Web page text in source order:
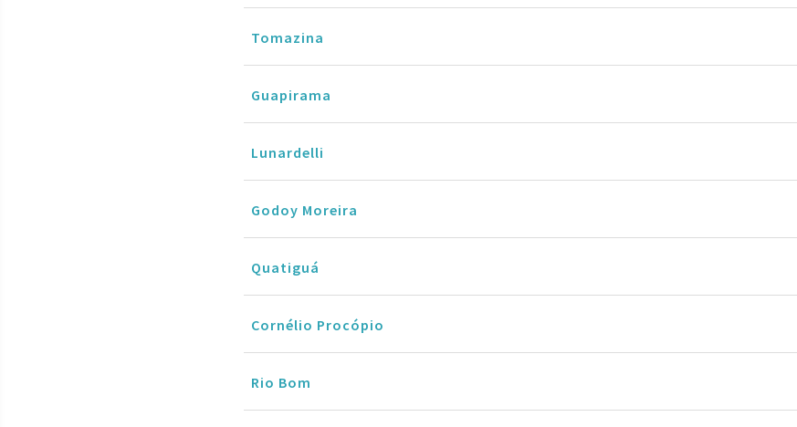
Tomazina
Guapirama
Lunardelli
Godoy Moreira
Quatiguá
Cornélio Procópio
Rio Bom